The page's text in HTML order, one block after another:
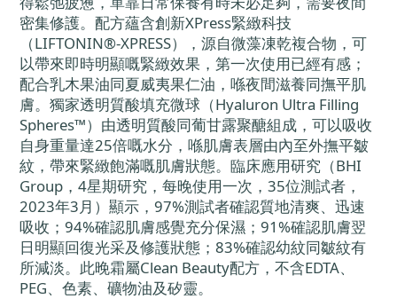
密集修護。配方蘊含創新XPress緊緻科技
（LIFTONIN®-XPRESS），源自微藻凍乾複合物，可
以帶來即時明顯嘅緊緻效果，第一次使用已經有感；
配合乳木果油同夏威夷果仁油，喺夜間滋養同撫平肌
膚。獨家透明質酸填充微球（Hyaluron Ultra Filling
Spheres™）由透明質酸同葡甘露聚醣組成，可以吸收
自身重量達25倍嘅水分，喺肌膚表層由內至外撫平皺
紋，帶來緊緻飽滿嘅肌膚狀態。臨床應用研究（BHI
Group，4星期研究，每晚使用一次，35位測試者，
2023年3月）顯示，97%測試者確認質地清爽、迅速
吸收；94%確認肌膚感覺充分保濕；91%確認肌膚翌
日明顯回復光采及修護狀態；83%確認幼紋同皺紋有
所減淡。此晚霜屬Clean Beauty配方，不含EDTA、
PEG、色素、礦物油及矽靈。